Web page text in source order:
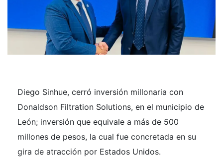
Diego Sinhue, cerró inversión millonaria con
Donaldson Filtration Solutions, en el municipio de
León; inversión que equivale a más de 500
millones de pesos, la cual fue concretada en su
gira de atracción por Estados Unidos.